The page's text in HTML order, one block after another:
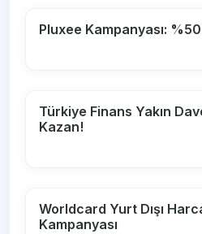
Pluxee Kampanyası: %50
Türkiye Finans Yakın
Kazan!
Worldcard Yurt Dışı
Kampanyası